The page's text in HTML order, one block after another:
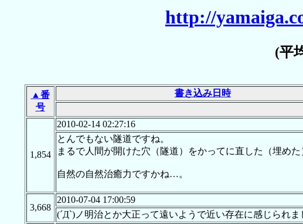
http://
(平
▲番
号
書き込み日時
1,854
2010-02-14 02:27:16
とんでもない隧道ですね。
まるで人間が開けた穴（隧道）をかってに直した（埋めた
自然の自然治癒力ですかね…。
3,668
2010-07-04 17:00:59
(´Д`)ノ明治とか大正って遠いようで近い存在に感じられま